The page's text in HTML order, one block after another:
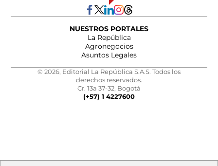
NUESTROS PORTALES
La República
Agronegocios
Asuntos Legales
© 2026, Editorial La República S.A.S. Todos los
derechos reservados.
Cr. 13a 37-32, Bogotá
(+57) 1 4227600